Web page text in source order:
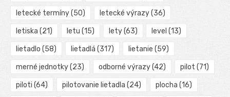
letecké termíny(50) letecké výrazy(36)
letiska (21) letu (15) lety(63) level (13)
lietadlo (58) lietadlá (317) lietanie (59)
merné jednotky(23) odborné výrazy(42) pilot (71)
piloti (64) pilotovanie lietadla (24) plocha (16)